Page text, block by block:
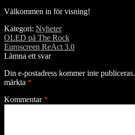
Välkommen in för visning!
Kategori: Nyheter
Inläggsnavigering
Föregående
inlägg:
OLED på The Rock
Nästa
inlägg:
Euroscreen ReAct 3.0
Lämna ett svar
Din e-postadress kommer inte publiceras.
märkta *
Kommentar *